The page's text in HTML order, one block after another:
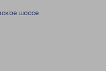
шоссе